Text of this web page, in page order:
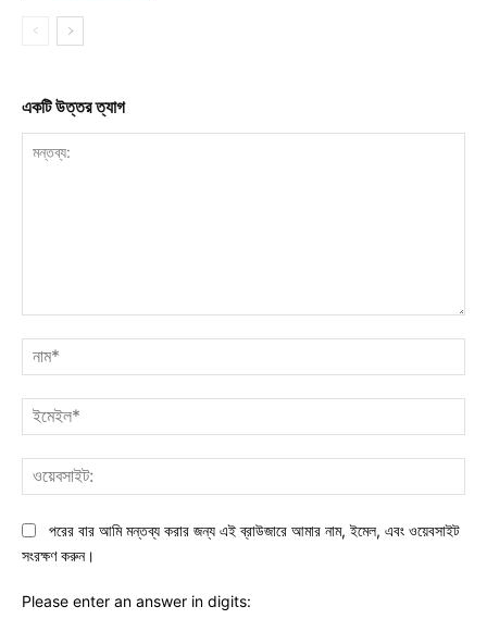
একটি উত্তর ত্যাগ
পরের বার আমি মন্তব্য করার জন্য এই ব্রাউজারে আমার নাম, ইমেল, এবং ওয়েবসাইট
সংরক্ষণ করুন।
Please enter an answer in digits: